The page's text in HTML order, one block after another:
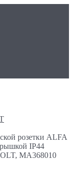
розетки ALFA
IP44
MA368010